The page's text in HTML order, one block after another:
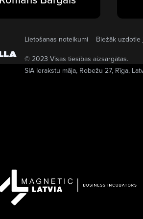
Lietošanas noteikumi
Biežāk uzdotie
© 2023 Visas tiesības aizsargātas.
SIA Ierakstu māja, Robežu 27, Rīga,